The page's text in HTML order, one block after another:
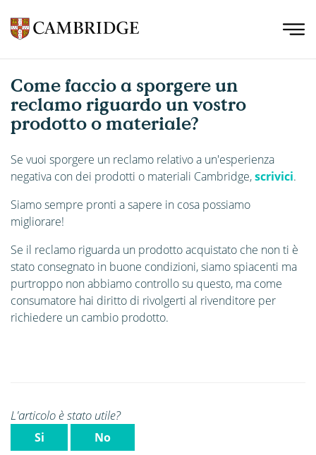
Come faccio a sporgere un
reclamo riguardo un vostro
prodotto o materiale?
Se vuoi sporgere un reclamo relativo a un'esperienza
negativa con dei prodotti o materiali Cambridge,scrivici.
Siamo sempre pronti a sapere in cosa possiamo
migliorare!
Se il reclamo riguarda un prodotto acquistato che non ti è
stato consegnato in buone condizioni, siamo spiacenti ma
purtroppo non abbiamo controllo su questo, ma come
consumatore hai diritto di rivolgerti al rivenditore per
richiedere un cambio prodotto.
L'articolo è stato utile?
Si No